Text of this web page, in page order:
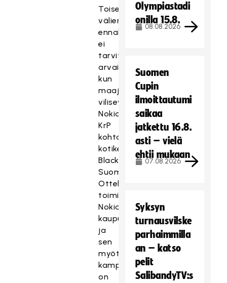
Toisessa
välierässä
ennakkosuosikkia
ei
tarvitse
arvailla,
kun
maajoukkuemiehiä
vilisevä
Nokian
KrP
kohtaa
kotikentällään
Blackbirdsin
Suomisarjasta.
Otteluisäntänä
toimii
Nokian
kaupunki
ja
sen
myötä
kamppailuun
on
Olympiastadi
onilla 15.8.
08.08.2026
Suomen
Cupin
ilmoittautumi
saikaa
jatkettu 16.8.
asti – vielä
ehtii mukaan
07.08.2026
Syksyn
turnausvilske
parhaimmilla
an – katso
pelit
SalibandyTV:s